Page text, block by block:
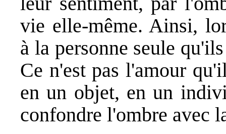
vie elle-même. Ainsi,
à la personne seule
Ce n'est pas l'amour
en un objet, en un
confondre l'ombre avec